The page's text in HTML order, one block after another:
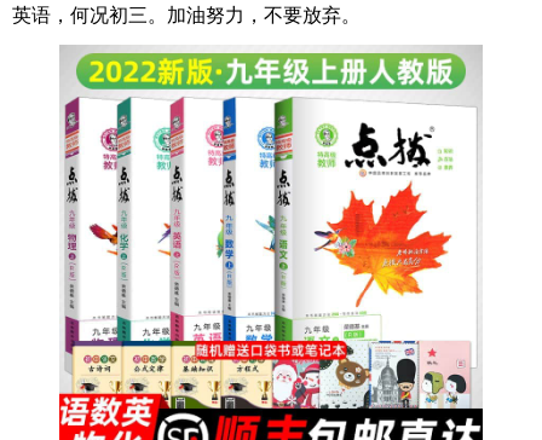
英语，何况初三。加油努力，不要放弃。